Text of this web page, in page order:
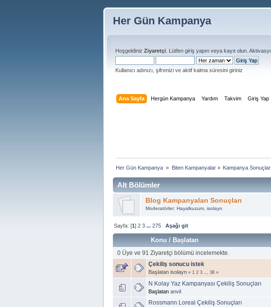
Her Gün Kampanya
Hoşgeldiniz Ziyaretçi . Lütfen giriş yapın veya kayıt olun
Kullanıcı adınızı, şifrenizi ve aktif kalma süresini giriniz
Ana Sayfa Hergün Kampanya Yardım Takvim Giriş Yap
Her Gün Kampanya » Biten Kampanyalar» Kampanya Sonuçları
Alt Bölümler
Blog Kampanyaları Sonuçları
Moderatörler: Hayalkuzum, isolayn
Sayfa: [1]2 3 ...275 Aşağı git
Konu / Başlatan
0 Üye ve 91 Ziyaretçi bölümü incelemekte.
Çekiliş sonucu istek
Başlatan isolayn « 1 2 3 ... 38 »
N Kolay Yaz Kampanyası Çekiliş Sonuçları
Başlatan anvil
Rossmann Loreal Çekiliş Sonuçları